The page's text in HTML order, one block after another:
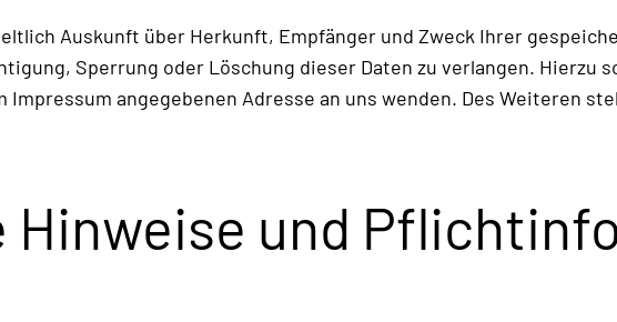
Auskunft über Herkunft, Empfänger und Zweck Ihrer
Sperrung oder Löschung dieser Daten zu verlangen. Hierzu
angegebenen Adresse an uns wenden. Des Weiteren
Hinweise und